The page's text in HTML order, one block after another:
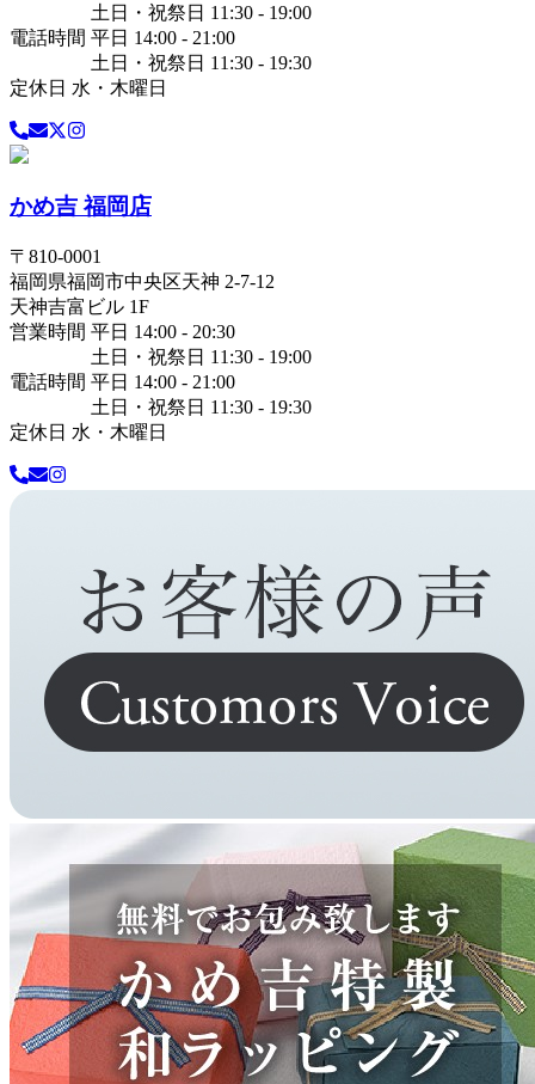
土日・祝祭日 11:30 - 19:00
電話時間 平日 14:00 - 21:00
土日・祝祭日 11:30 - 19:30
定休日 水・木曜日
かめ吉 福岡店
〒 810-0001
福岡県福岡市中央区天神 2-7-12
天神吉富ビル 1F
営業時間 平日 14:00 - 20:30
土日・祝祭日 11:30 - 19:00
電話時間 平日 14:00 - 21:00
土日・祝祭日 11:30 - 19:30
定休日 水・木曜日